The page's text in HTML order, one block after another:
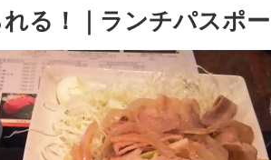
る！｜ランチパスポ